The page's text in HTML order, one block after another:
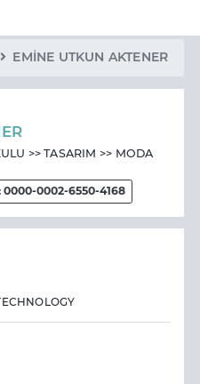
EMİNE UTKUN AKTENER
>> TASARIM >> MODA
0000-0002-6550-4168